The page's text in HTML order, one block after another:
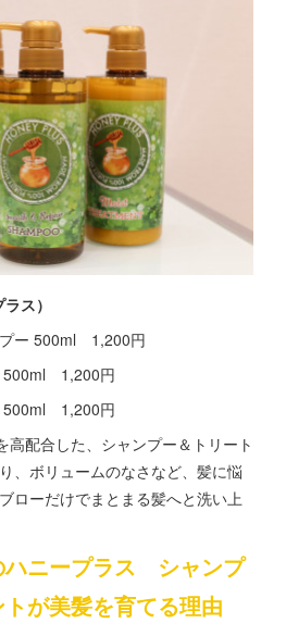
ス）
ー 500ml 1,200円
500ml 1,200円
500ml 1,200円
高配合した、シャンプー＆トリート
、ボリュームのなさなど、髪に悩
ローだけでまとまる髪へと洗い上
ハニープラス シャンプ
が美髪を育てる理由